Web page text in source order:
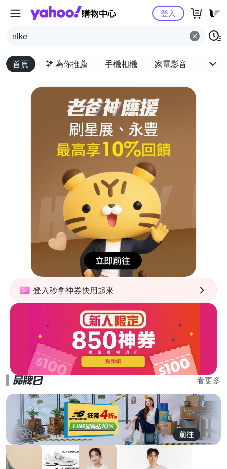
Yahoo購物中心
nike
登入
首頁 為你推薦 手機相機 家電影音 電腦
登入秒拿神券快用起來
看更多